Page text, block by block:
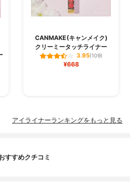
CANMAKE(キャンメイク)
クリーミータッチライナー
3.95(109)
¥668
アイライナーランキングをもっと見る
すすめクチコミ